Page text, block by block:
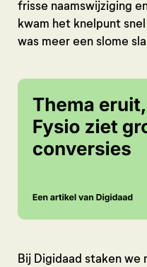
frisse naamswijziging
kwam het knelpunt
was meer een slome
Bij Digidaad staken we